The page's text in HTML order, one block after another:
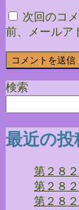
次回のコ
前、メールア
検索
最近の投
第２８
第２８
第２８